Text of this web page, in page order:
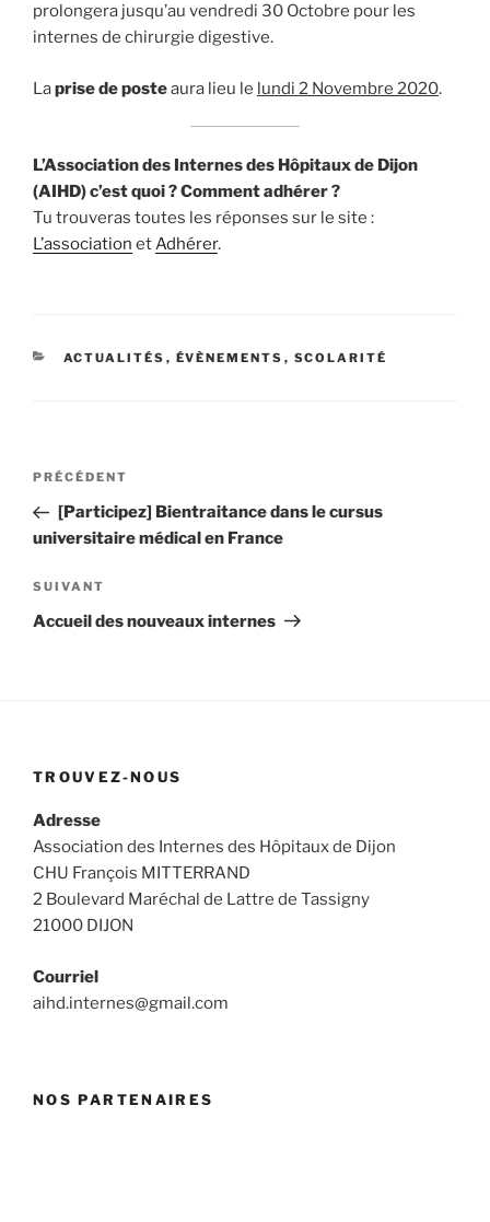
prolongera jusqu’au vendredi 30 Octobre pour les
internes de chirurgie digestive.
Laprise de posteaura lieu le lundi 2 Novembre 2020.
L’Association des Internes des Hôpitaux de Dijon
(AIHD) c’est quoi ? Comment adhérer ?
Tu trouveras toutes les réponses sur le site :
L’association etAdhérer.
CATÉGORIES
ACTUALITÉS , ÉVÈNEMENTS , SCOLARITÉ
Navigation
l’article
Article
précédent
PRÉCÉDENT
[Participez] Bientraitance dans le cursus
universitaire médical en France
Article
suivant
SUIVANT
Accueil des nouveaux internes
TROUVEZ-NOUS
Adresse
Association des Internes des Hôpitaux de Dijon
CHU François MITTERRAND
2 Boulevard Maréchal de Lattre de Tassigny
21000 DIJON
Courriel
aihd.internes@gmail.com
NOS PARTENAIRES